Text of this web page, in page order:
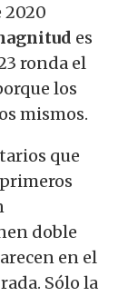
2020
es
ronda el
los
mismos.
que
doble
en el
Sólo la